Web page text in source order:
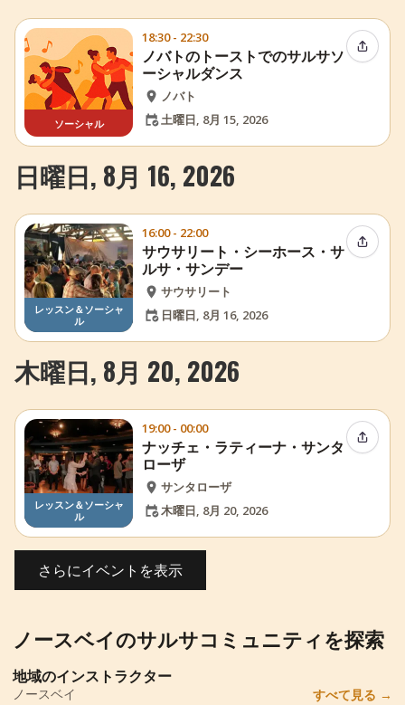
ソーシャル
18:30 - 22:30
ノバトのトーストでのサルサソ
ーシャルダンス
ノバト
土曜日, 8月 15, 2026
イベン
日曜日, 8月 16, 2026
レッスン＆ソーシャ
ル
16:00 - 22:00
サウサリート・シーホース・サ
ルサ・サンデー
サウサリート
日曜日, 8月 16, 2026
イベン
木曜日, 8月 20, 2026
レッスン＆ソーシャ
ル
19:00 - 00:00
ナッチェ・ラティーナ・サンタ
ローザ
サンタローザ
木曜日, 8月 20, 2026
イベン
さらにイベントを表示
ノースベイのサルサコミュニティを探索
地域のインストラクター
ノースベイ すべて見る →